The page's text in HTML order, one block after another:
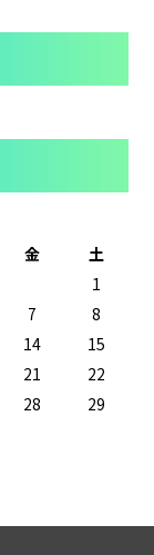
金 土
1
7
8
14
15
21
22
28
29